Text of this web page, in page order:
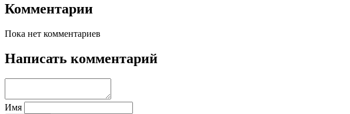
Комментарии
Пока нет комментариев
Написать комментарий
Имя